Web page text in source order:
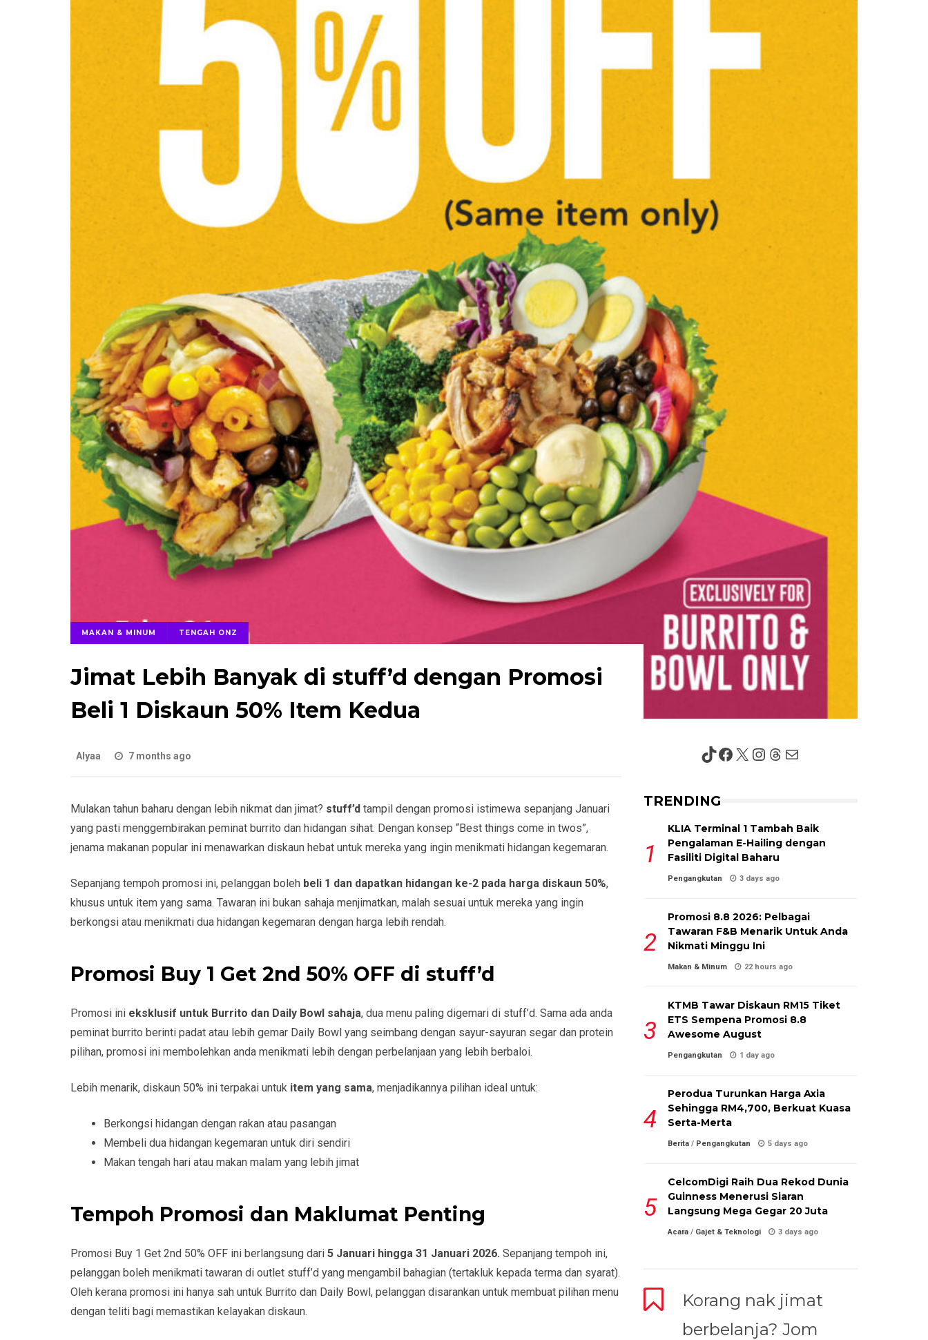
MAKAN & MINUM TENGAH ONZ
Jimat Lebih Banyak di stuff’d dengan Promosi
Beli 1 Diskaun 50% Item Kedua
Alyaa 7 months ago
Mulakan tahun baharu dengan lebih nikmat dan jimat? stuff’d tampil dengan promosi istimewa sepanjang Januari
yang pasti menggembirakan peminat burrito dan hidangan sihat. Dengan konsep “Best things come in twos”,
jenama makanan popular ini menawarkan diskaun hebat untuk mereka yang ingin menikmati hidangan kegemaran.
Sepanjang tempoh promosi ini, pelanggan boleh beli 1 dan dapatkan hidangan ke-2 pada harga diskaun 50%,
khusus untuk item yang sama. Tawaran ini bukan sahaja menjimatkan, malah sesuai untuk mereka yang ingin
berkongsi atau menikmati dua hidangan kegemaran dengan harga lebih rendah.
Promosi Buy 1 Get 2nd 50% OFF di stuff’d
Promosi ini eksklusif untuk Burrito dan Daily Bowl sahaja, dua menu paling digemari di stuff’d. Sama ada anda
peminat burrito berinti padat atau lebih gemar Daily Bowl yang seimbang dengan sayur-sayuran segar dan protein
pilihan, promosi ini membolehkan anda menikmati lebih dengan perbelanjaan yang lebih berbaloi.
Lebih menarik, diskaun 50% ini terpakai untuk item yang sama, menjadikannya pilihan ideal untuk:
Berkongsi hidangan dengan rakan atau pasangan
Membeli dua hidangan kegemaran untuk diri sendiri
Makan tengah hari atau makan malam yang lebih jimat
Tempoh Promosi dan Maklumat Penting
Promosi Buy 1 Get 2nd 50% OFF ini berlangsung dari 5 Januari hingga 31 Januari 2026. Sepanjang tempoh ini,
pelanggan boleh menikmati tawaran di outlet stuff’d yang mengambil bahagian (tertakluk kepada terma dan syarat).
Oleh kerana promosi ini hanya sah untuk Burrito dan Daily Bowl, pelanggan disarankan untuk membuat pilihan menu
dengan teliti bagi memastikan kelayakan diskaun.
TikTok
Facebook
X Instagram
Threads
Mail
TRENDING
KLIA Terminal 1 Tambah Baik
Pengalaman E-Hailing dengan
Fasiliti Digital Baharu
Pengangkutan 3 days ago
Promosi 8.8 2026: Pelbagai
Tawaran F&B Menarik Untuk Anda
Nikmati Minggu Ini
Makan & Minum 22 hours ago
KTMB Tawar Diskaun RM15 Tiket
ETS Sempena Promosi 8.8
Awesome August
Pengangkutan 1 day ago
Perodua Turunkan Harga Axia
Sehingga RM4,700, Berkuat Kuasa
Serta-Merta
Berita / Pengangkutan 5 days ago
CelcomDigi Raih Dua Rekod Dunia
Guinness Menerusi Siaran
Langsung Mega Gegar 20 Juta
Acara / Gajet & Teknologi 3 days ago
Korang nak jimat
berbelanja? Jom